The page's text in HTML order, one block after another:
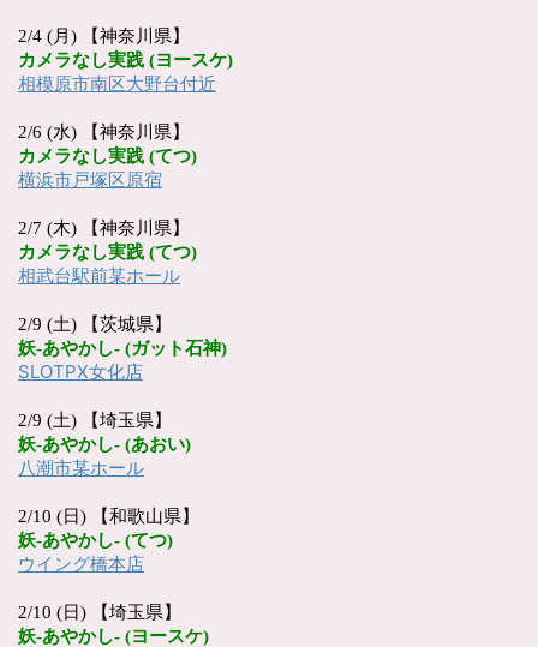
2/4 (月) 【神奈川県】
カメラなし実践 (ヨースケ)
相模原市南区大野台付近
2/6 (水) 【神奈川県】
カメラなし実践 (てつ)
横浜市戸塚区原宿
2/7 (木) 【神奈川県】
カメラなし実践 (てつ)
相武台駅前某ホール
2/9 (土) 【茨城県】
妖-あやかし- (ガット石神)
SLOTPX女化店
2/9 (土) 【埼玉県】
妖-あやかし- (あおい)
八潮市某ホール
2/10 (日) 【和歌山県】
妖-あやかし- (てつ)
ウイング橋本店
2/10 (日) 【埼玉県】
妖-あやかし- (ヨースケ)